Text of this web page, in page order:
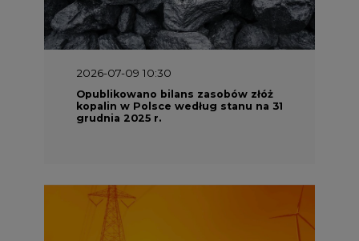
2026-07-09 10:30
Opublikowano bilans zasobów złóż
kopalin w Polsce według stanu na 31
grudnia 2025 r.